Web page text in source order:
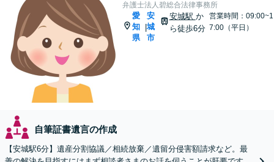
弁護士法人碧総合法律事務所
愛
知
県
|
安
城
市
安城駅 か
ら徒歩6分
営業時間：09:00~1
7:00（平日）
自筆証書遺言の作成
【安城駅6分】遺産分割協議／相続放棄／遺留分侵害額請求など。最